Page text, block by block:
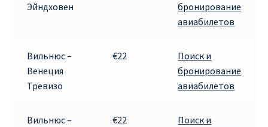
ПРАВИЛА РЕГИСТРАЦИИ
ПРОВОЗ БАГАЖА RYANAIR – ПРАВИЛА
Эйндховен
бронирование
авиабилетов
Вильнюс –
Венеция
Тревизо
€22
Поиск и
бронирование
авиабилетов
Вильнюс –
€22
Поиск и